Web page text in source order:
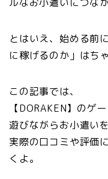
とはいえ、始める前
に稼げるのか」はち
この記事では、
【DORAKEN】のゲ
遊びながらお小遣い
実際の口コミや評価
くよ。